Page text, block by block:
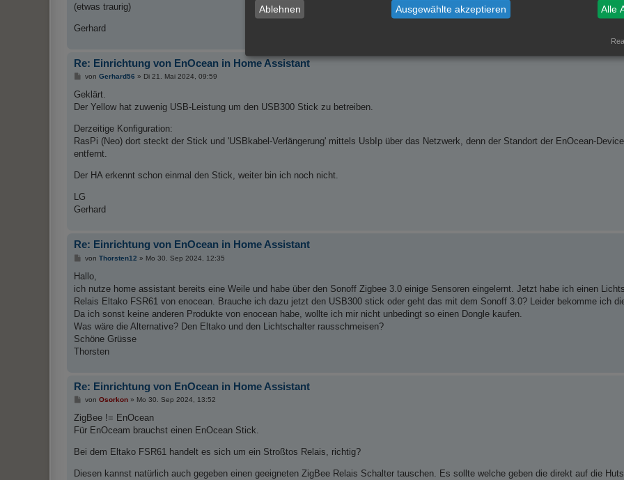
(etwas traurig)
Gerhard
Re: Einrichtung von EnOcean in Home Assistant
B
i
r
g
von Gerhard56 » Di 21. Mai 2024, 09:59
Geklärt.
Der Yellow hat zuwenig USB-Leistung um den USB300 Stick zu betreiben.
Derzeitige Konfiguration:
RasPi (Neo) dort steckt der Stick und 'USBkabel-Verlängerung' mittels UsbIp über das Netzwerk, denn der Standort der EnOcean-
entfernt.
Der HA erkennt schon einmal den Stick, weiter bin ich noch nicht.
LG
Gerhard
Re: Einrichtung von EnOcean in Home Assistant
B
i
r
a
von Thorsten12 » Mo 30. Sep 2024, 12:35
Hallo,
ich nutze home assistant bereits eine Weile und habe über den Sonoff Zigbee 3.0 einige Sensoren eingelernt. Jetzt habe ich einen
Relais Eltako FSR61 von enocean. Brauche ich dazu jetzt den USB300 stick oder geht das mit dem Sonoff 3.0? Leider bekomme ich
Da ich sonst keine anderen Produkte von enocean habe, wollte ich mir nicht unbedingt so einen Dongle kaufen.
Was wäre die Alternative? Den Eltako und den Lichtschalter rausschmeisen?
Schöne Grüsse
Thorsten
Re: Einrichtung von EnOcean in Home Assistant
B
i
t
r
g
von Osorkon» Mo 30. Sep 2024, 13:52
ZigBee != EnOcean
Für EnOceam brauchst einen EnOcean Stick.
Bei dem Eltako FSR61 handelt es sich um ein Stroßtos Relais, richtig?
Diesen kannst natürlich auch gegeben einen geeigneten ZigBee Relais Schalter tauschen. Es sollte welche geben die direkt auf die
Ablehnen Ausgewählte akzeptieren Alle